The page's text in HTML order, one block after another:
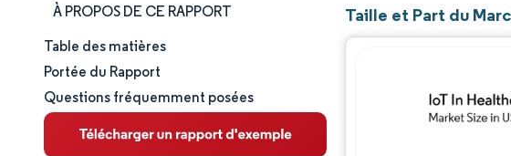
À PROPOS DE CE RAPPORT
Taille et part de marché
Analyse du marché
Tendances et perspectives
Table des matières
Portée du Rapport
Questions fréquemment posées
Taille et Part du